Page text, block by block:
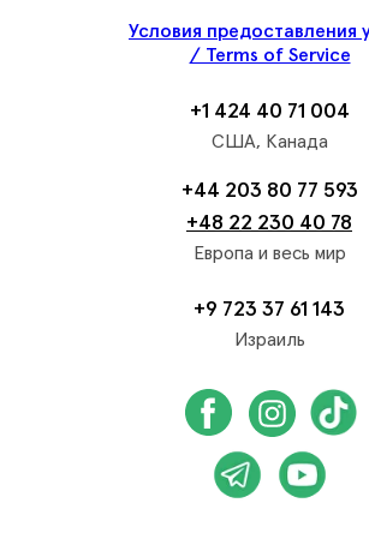
+1 424 40 71 004
США, Канада
+44 203 80 77 593
+48 22 230 40 78
+9 723 37 61 143
Европа и весь мир
Израиль
Условия предоставления
/ Terms of Service